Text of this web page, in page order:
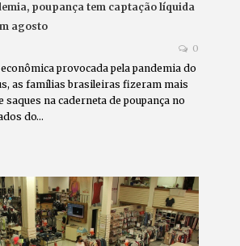
poupança tem captação líquida
agosto
0
provocada pela pandemia do
as famílias brasileiras fizeram mais
saques na caderneta de poupança no
do…